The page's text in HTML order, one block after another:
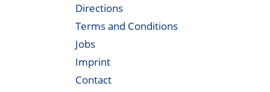
Directions
Terms and Conditions
Jobs
Imprint
Contact